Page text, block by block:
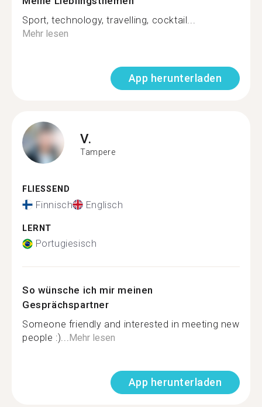
Sport, technology, travelling, cocktail...
Mehr lesen
App herunterladen
V.
Tampere
FLIESSEND
Finnisch Englisch
LERNT
Portugiesisch
So wünsche ich mir meinen
Gesprächspartner
Someone friendly and interested in meeting new
people :)...Mehr lesen
App herunterladen